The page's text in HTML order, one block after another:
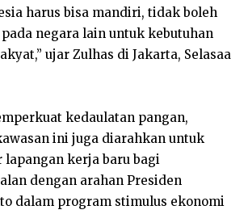
harus bisa mandiri, tidak boleh
negara lain untuk kebutuhan
ujar Zulhas di Jakarta, Selasaa
kedaulatan pangan,
ini juga diarahkan untuk
lapangan kerja baru bagi
dengan arahan Presiden
dalam program stimulus ekonomi